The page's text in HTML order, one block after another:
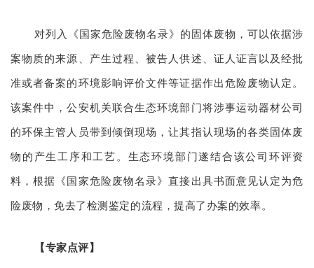
对列入《国家危险废物名录》的固体废物，可以依据涉
案物质的来源、产生过程、被告人供述、证人证言以及经批
准或者备案的环境影响评价文件等证据作出危险废物认定。
该案件中，公安机关联合生态环境部门将涉事运动器材公司
的环保主管人员带到倾倒现场，让其指认现场的各类固体废
物的产生工序和工艺。生态环境部门遂结合该公司环评资
料，根据《国家危险废物名录》直接出具书面意见认定为危
险废物，免去了检测鉴定的流程，提高了办案的效率。
【专家点评】